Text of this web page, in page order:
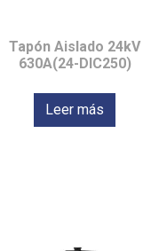
Tapón Aislado 24kV
630A(24-DIC250)
Leer más